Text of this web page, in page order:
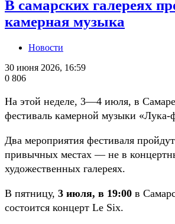
В самарских галереях
камерная музыка
Новости
30 июня 2026, 16:59
0 806
На этой неделе, 3—4 июля, в
фестиваль камерной музыки «Лука-
Два мероприятия фестиваля
привычных местах — не в
художественных галереях.
В пятницу, 3 июля, в 19:00 в
состоится концерт Le Six.